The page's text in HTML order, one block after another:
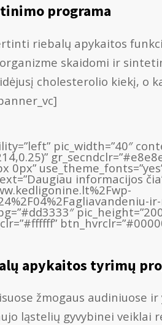
programa
riebalų apykaitos
skaidomi ir
cholesterolio kiekį, o
pic_width=”40″
informacijos
apykaitos tyrimų
žmogaus audiniuose
ląstelių gyvybinei veiklai